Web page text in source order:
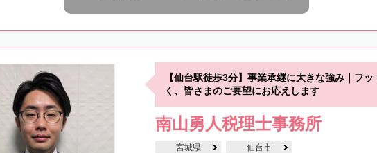
【仙台駅徒歩3分】事業承継に大きな強み｜フ
く、皆さまのご要望にお応えします
南山勇人税理士事務所
宮城県 仙台市